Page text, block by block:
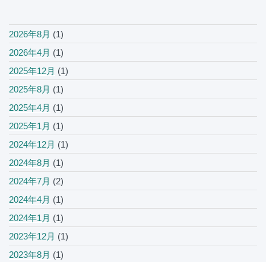
2026年8月 (1)
2026年4月 (1)
2025年12月 (1)
2025年8月 (1)
2025年4月 (1)
2025年1月 (1)
2024年12月 (1)
2024年8月 (1)
2024年7月 (2)
2024年4月 (1)
2024年1月 (1)
2023年12月 (1)
2023年8月 (1)